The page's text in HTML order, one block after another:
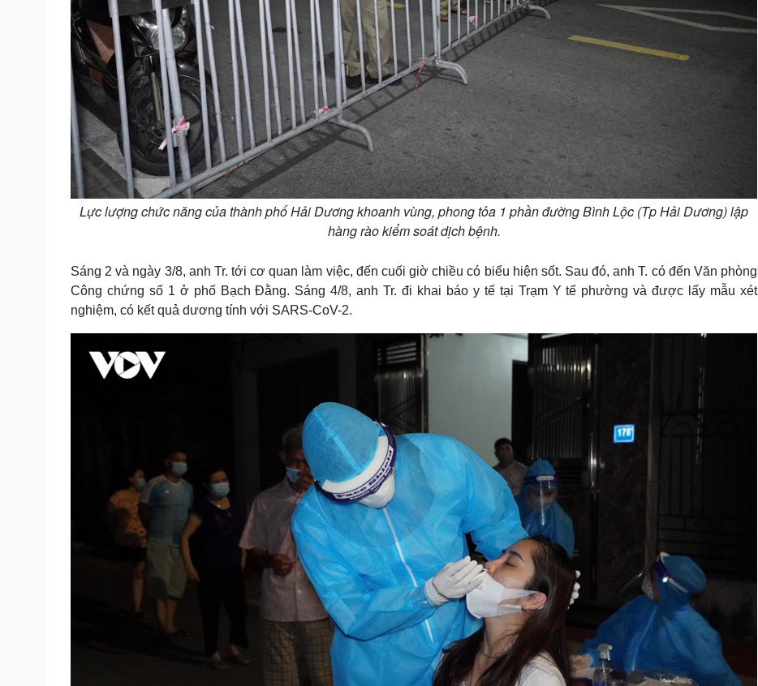
Lực lượng chức năng của thành phố Hải Dương khoanh vùng, phong tỏa 1 phần đường Bình Lộc (Tp Hải Dương) lập
hàng rào kiểm soát dịch bệnh.
Sáng 2 và ngày 3/8, anh Tr. tới cơ quan làm việc, đến cuối giờ chiều có biểu hiện sốt. Sau đó, anh T. có đến Văn phòng
Công chứng số 1 ở phố Bạch Đằng. Sáng 4/8, anh Tr. đi khai báo y tế tại Trạm Y tế phường và được lấy mẫu xét
nghiệm, có kết quả dương tính với SARS-CoV-2.